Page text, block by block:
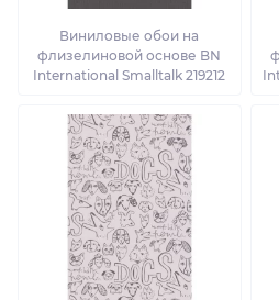
Виниловые обои на
флизелиновой основе BN
International Smalltalk 219212